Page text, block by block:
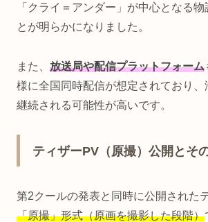
「クライ＝アンダー」が中心となる
とが明らかになりました。
また、 放送局や配信プラットフォーム
様に全国同時配信が想定されており、
継続される可能性が高いです。
ティザーPV（原撮）公開とそ
第2クールの発表と同時に公開された
「原撮」形式（原画を撮影した段階）